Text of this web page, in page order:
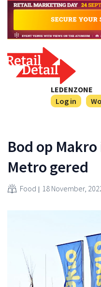
LEDENZONE
Log in
Bod op
Metro gered
Food 18 November,